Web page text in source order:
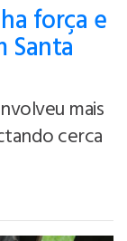
força e
Santa
mais
cerca